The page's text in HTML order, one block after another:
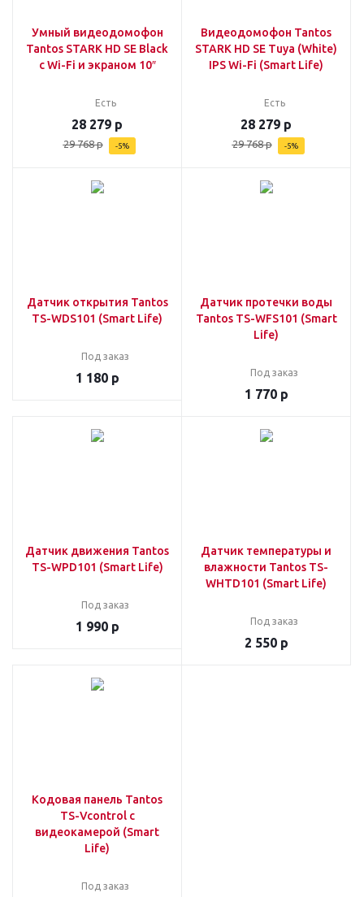
Умный видеодомофон
Tantos STARK HD SE Black
с Wi-Fi и экраном 10″
Есть
28 279 р
29 768р -5%
Видеодомофон Tantos
STARK HD SE Tuya (White)
IPS Wi-Fi (Smart Life)
Есть
28 279 р
29 768р -5%
Датчик открытия Tantos
TS-WDS101 (Smart Life)
Под заказ
1 180р
Датчик протечки воды
Tantos TS-WFS101 (Smart
Life)
Под заказ
1 770р
Датчик движения Tantos
TS-WPD101 (Smart Life)
Под заказ
1 990р
Датчик температуры и
влажности Tantos TS-
WHTD101 (Smart Life)
Под заказ
2 550р
Кодовая панель Tantos
TS-Vcontrol с
видеокамерой (Smart
Life)
Под заказ